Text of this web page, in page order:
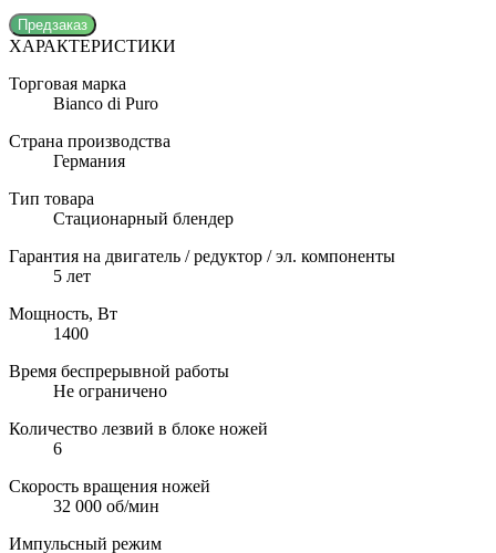
Предзаказ
ХАРАКТЕРИСТИКИ
Торговая марка
Bianco di Puro
Страна производства
Германия
Тип товара
Стационарный блендер
Гарантия на двигатель / редуктор / эл. компоненты
5 лет
Мощность, Вт
1400
Время беспрерывной работы
Не ограничено
Количество лезвий в блоке ножей
6
Скорость вращения ножей
32 000 об/мин
Импульсный режим